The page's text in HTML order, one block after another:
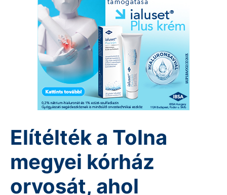
Elítélték a Tolna
megyei kórház
orvosát, ahol